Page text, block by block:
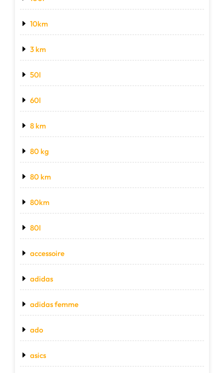
10km
3 km
50l
60l
8 km
80 kg
80 km
80km
80l
accessoire
adidas
adidas femme
ado
asics